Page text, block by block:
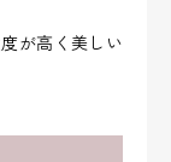
が高く美しい